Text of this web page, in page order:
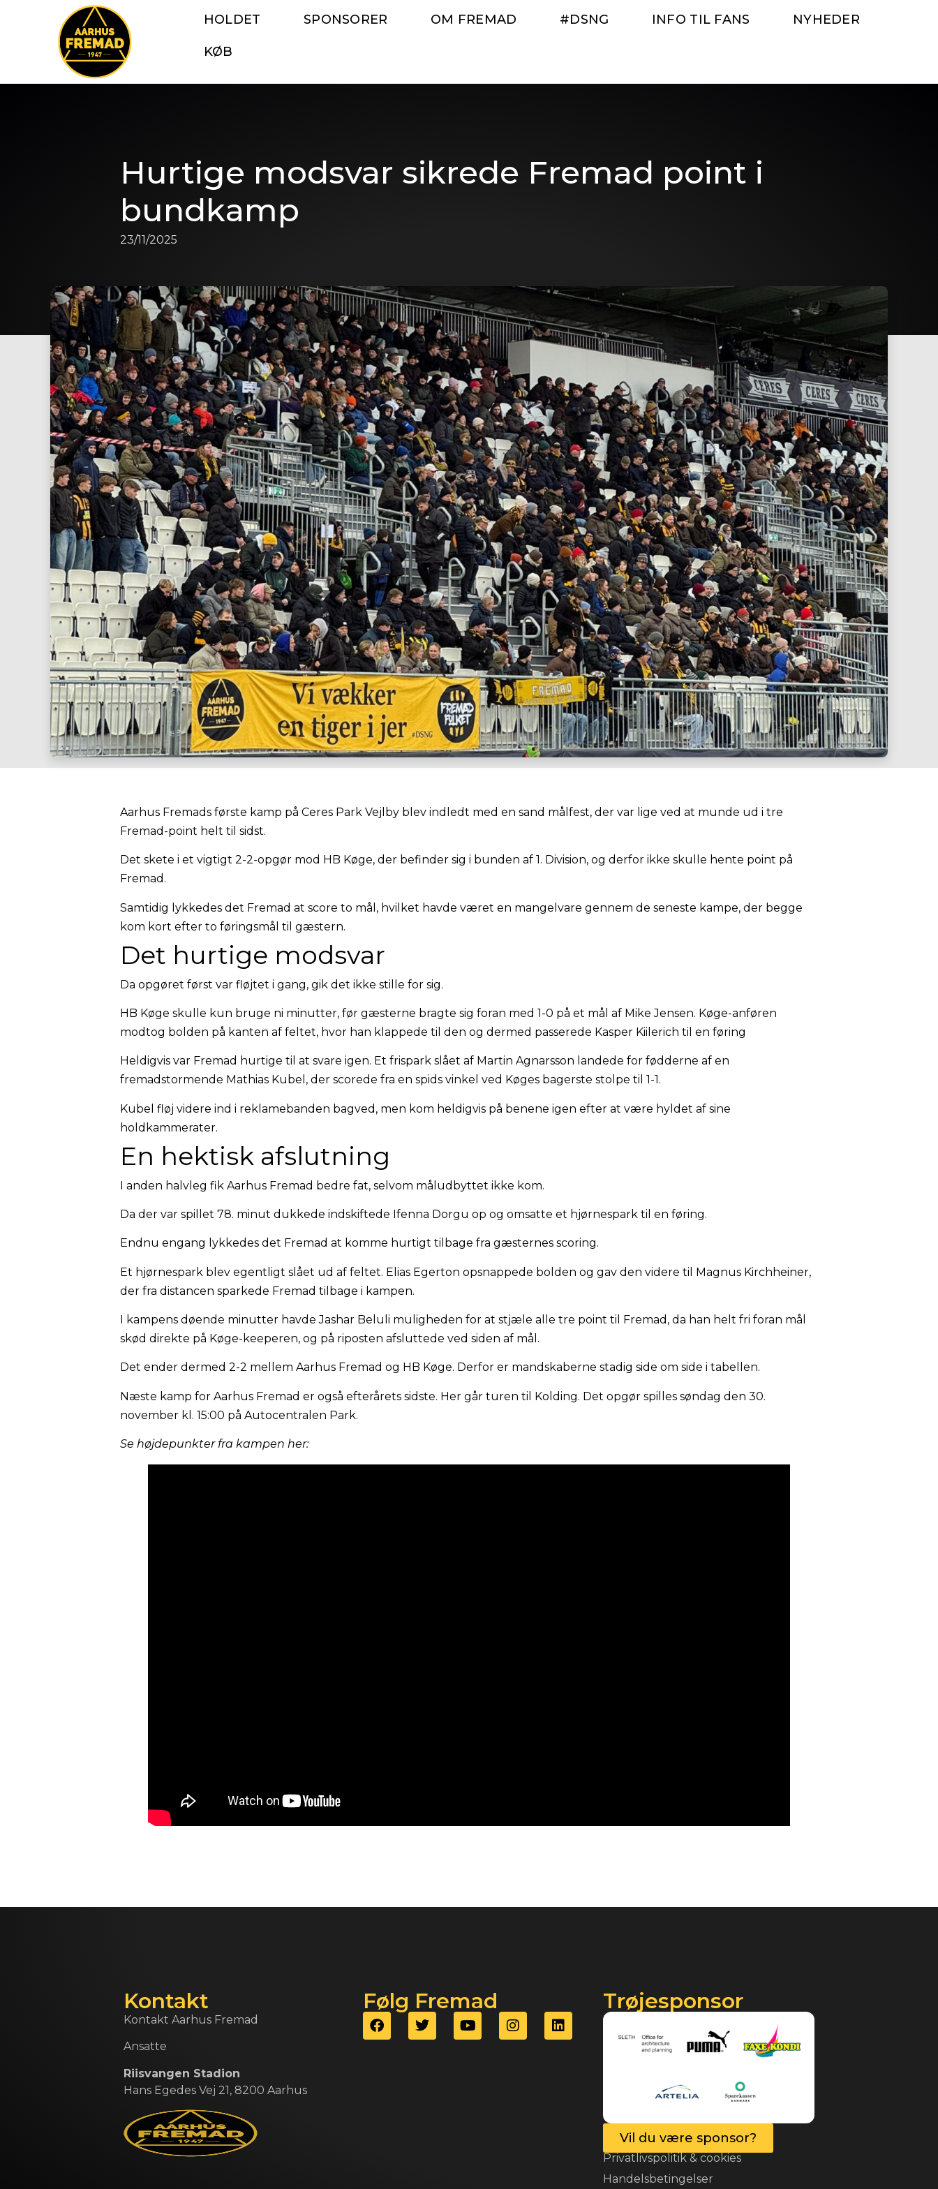
HOLDET SPONSORER OM FREMAD #DSNG INFO TIL FANS NYHEDER
KØB
Hurtige modsvar sikrede Fremad point i
bundkamp
23/11/2025
Aarhus Fremads første kamp på Ceres Park Vejlby blev indledt med en sand målfest, der var lige ved at munde ud i tre
Fremad-point helt til sidst.
Det skete i et vigtigt 2-2-opgør mod HB Køge, der befinder sig i bunden af 1. Division, og derfor ikke skulle hente point på
Fremad.
Samtidig lykkedes det Fremad at score to mål, hvilket havde været en mangelvare gennem de seneste kampe, der begge
kom kort efter to føringsmål til gæstern.
Det hurtige modsvar
Da opgøret først var fløjtet i gang, gik det ikke stille for sig.
HB Køge skulle kun bruge ni minutter, før gæsterne bragte sig foran med 1-0 på et mål af Mike Jensen. Køge-anføren
modtog bolden på kanten af feltet, hvor han klappede til den og dermed passerede Kasper Kiilerich til en føring
Heldigvis var Fremad hurtige til at svare igen. Et frispark slået af Martin Agnarsson landede for fødderne af en
fremadstormende Mathias Kubel, der scorede fra en spids vinkel ved Køges bagerste stolpe til 1-1.
Kubel fløj videre ind i reklamebanden bagved, men kom heldigvis på benene igen efter at være hyldet af sine
holdkammerater.
En hektisk afslutning
I anden halvleg fik Aarhus Fremad bedre fat, selvom måludbyttet ikke kom.
Da der var spillet 78. minut dukkede indskiftede Ifenna Dorgu op og omsatte et hjørnespark til en føring.
Endnu engang lykkedes det Fremad at komme hurtigt tilbage fra gæsternes scoring.
Et hjørnespark blev egentligt slået ud af feltet. Elias Egerton opsnappede bolden og gav den videre til Magnus Kirchheiner,
der fra distancen sparkede Fremad tilbage i kampen.
I kampens døende minutter havde Jashar Beluli muligheden for at stjæle alle tre point til Fremad, da han helt fri foran mål
skød direkte på Køge-keeperen, og på riposten afsluttede ved siden af mål.
Det ender dermed 2-2 mellem Aarhus Fremad og HB Køge. Derfor er mandskaberne stadig side om side i tabellen.
Næste kamp for Aarhus Fremad er også efterårets sidste. Her går turen til Kolding. Det opgør spilles søndag den 30.
november kl. 15:00 på Autocentralen Park.
Se højdepunkter fra kampen her:
Kontakt
Kontakt Aarhus Fremad
Ansatte
Riisvangen Stadion
Hans Egedes Vej 21, 8200 Aarhus
Følg Fremad Trøjesponsor
Vil du være sponsor?
Privatlivspolitik & cookies
Handelsbetingelser